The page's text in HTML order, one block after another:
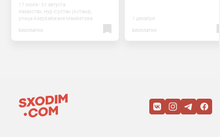
17 июля - 31 августа
Казахстан, Нур-Султан (Астана),
улица Азербайжана Мамбетова
Бесплатно
1 декабря
Бесплатно